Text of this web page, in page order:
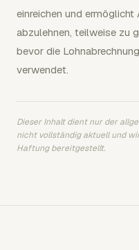
einreichen und ermöglicht
abzulehnen, teilweise zu
bevor die
verwendet.
Dieser Inhalt dient nur der
nicht vollständig aktuell und
Haftung bereitgestellt.